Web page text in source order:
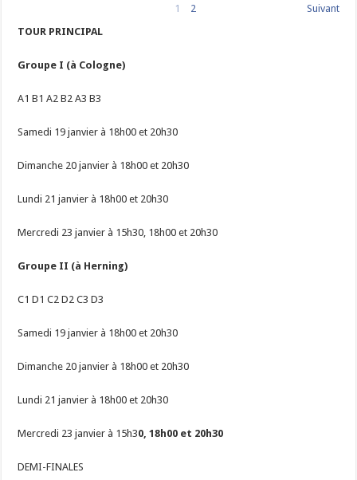
1 2
Suivant
TOUR PRINCIPAL
Groupe I (à Cologne)
A1 B1 A2 B2 A3 B3
Samedi 19 janvier à 18h00 et 20h30
Dimanche 20 janvier à 18h00 et 20h30
Lundi 21 janvier à 18h00 et 20h30
Mercredi 23 janvier à 15h30, 18h00 et 20h30
Groupe II (à Herning)
C1 D1 C2 D2 C3 D3
Samedi 19 janvier à 18h00 et 20h30
Dimanche 20 janvier à 18h00 et 20h30
Lundi 21 janvier à 18h00 et 20h30
Mercredi 23 janvier à 15h30, 18h00 et 20h30
DEMI-FINALES